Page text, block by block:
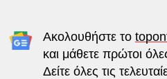
Ακολουθήστε το
και μάθετε πρώτοι
Δείτε όλες τις